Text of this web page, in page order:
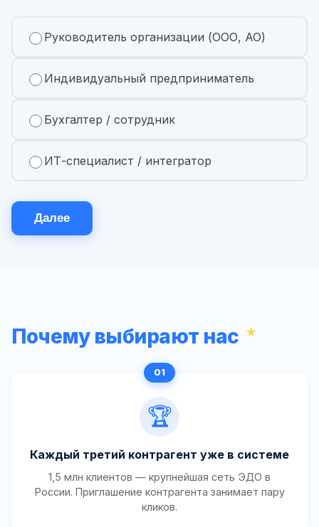
Руководитель организации (ООО, АО)
Индивидуальный предприниматель
Бухгалтер / сотрудник
ИТ-специалист / интегратор
Далее
Почему выбирают нас
🏆
Каждый третий контрагент уже в системе
1,5 млн клиентов — крупнейшая сеть ЭДО в
России. Приглашение контрагента занимает пару
кликов.